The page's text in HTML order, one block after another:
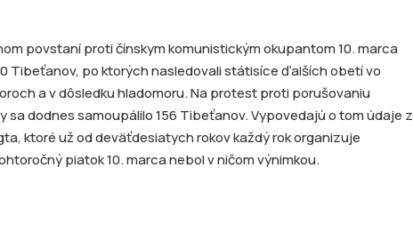
povstaní proti čínskym komunistickým okupantom 10. marca
Tibeťanov, po ktorých nasledovali státisíce ďalších obetí vo
a v dôsledku hladomoru. Na protest proti porušovaniu
sa dodnes samoupálilo 156 Tibeťanov. Vypovedajú o tom údaje z
ktoré už od deväťdesiatych rokov každý rok organizuje
piatok 10. marca nebol v ničom výnimkou.